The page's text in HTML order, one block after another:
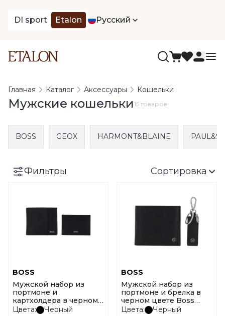
DI sport Etalon Русский
Главная Каталог Аксессуары Кошельки
Мужские кошельки15 товаров
BOSS GEOX HARMONT&BLAINE
Фильтры Сортировка
BOSS
Мужской набор из
портмоне и
картхолдера в черном
цвете Boss Gb Halfcut
Цвета:
Черный
BOSS
Мужской набор из
портмоне и брелка в
черном цвете Boss
Gb_Bb_Pin_4Cc & Key
Цвета:
Черный